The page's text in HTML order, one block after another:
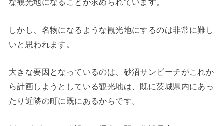
な観光地になることが求められています。
しかし、名物になるような観光地にするのは非常に難し
いと思われます。
大きな要因となっているのは、砂沼サンビーチがこれか
ら計画しようとしている観光地は、既に茨城県内にあっ
たり近隣の町に既にあるからです。